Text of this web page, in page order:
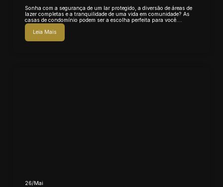
Sonha com a segurança de um lar protegido, a diversão de áreas de
lazer completas e a tranquilidade de uma vida em comunidade? As
casas de condomínio podem ser a escolha perfeita para você.
Descubra tudo o que...
Leia Mais
26/Mai